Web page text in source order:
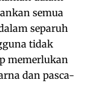
semua
separuh
tidak
memerlukan
dan pasca-